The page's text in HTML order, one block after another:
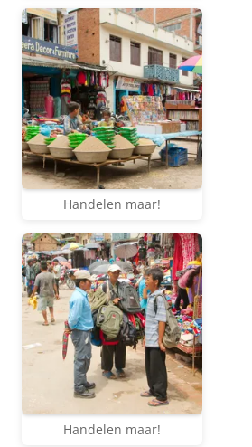
Handelen maar!
Handelen maar!